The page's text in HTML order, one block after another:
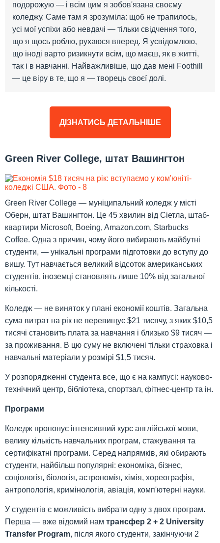
подорожую — і всім цим я зобов'язана своєму
коледжу. Саме там я зрозуміла: щоб не трапилось,
усі мої успіхи або невдачі — тільки свідчення того,
що я щось роблю, рухаюся вперед. Я усвідомлюю,
що іноді варто ризикнути всім, що маєш, як в житті,
так і в навчанні. Найважливіше, що дав мені Foothill
— це віру в те, що я — творець своєї долі.
ДІЗНАТИСЬ ДЕТАЛЬНІШЕ
Green River College, штат Вашингтон
Green River College — муніципальний коледж у місті
Оберн, штат Вашингтон. Це 45 хвилин від Сіетла, штаб-
квартири Microsoft, Boeing, Amazon.com, Starbucks
Coffee. Одна з причин, чому його вибирають майбутні
студенти, — унікальні програми підготовки до вступу до
вишу. Тут навчається великий відсоток американських
студентів, іноземці становлять лише 10% від загальної
кількості.
Коледж — не виняток у плані економії коштів. Загальна
сума витрат на рік не перевищує $21 тисячу, з яких $10,5
тисячі становить плата за навчання і близько $9 тисяч —
за проживання. В цю суму не включені тільки страховка і
навчальні матеріали у розмірі $1,5 тисяч.
У розпорядженні студента все, що є на кампусі: науково-
технічний центр, бібліотека, спортзал, фітнес-центр та ін.
Програми
Коледж пропонує інтенсивний курс англійської мови,
велику кількість навчальних програм, стажування та
сертифікатні програми. Серед напрямків, які обирають
студенти, найбільш популярні: економіка, бізнес,
соціологія, біологія, астрономія, хімія, хореографія,
антропологія, кримінологія, авіація, комп'ютерні науки.
У студентів є можливість вибрати одну з двох програм.
Перша — вже відомий нам трансфер 2 + 2 University
Transfer Program, після якого студенти, закінчуючи 2